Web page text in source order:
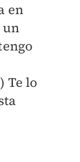
en
un
Te lo